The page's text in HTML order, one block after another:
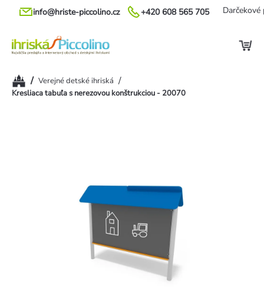
Prejsť
+420 608 565 705
info@hriste-piccolino.cz Darčekové
Domov
/ Verejné detské ihriská /
Kresliaca tabuľa s nerezovou konštrukciou - 20070